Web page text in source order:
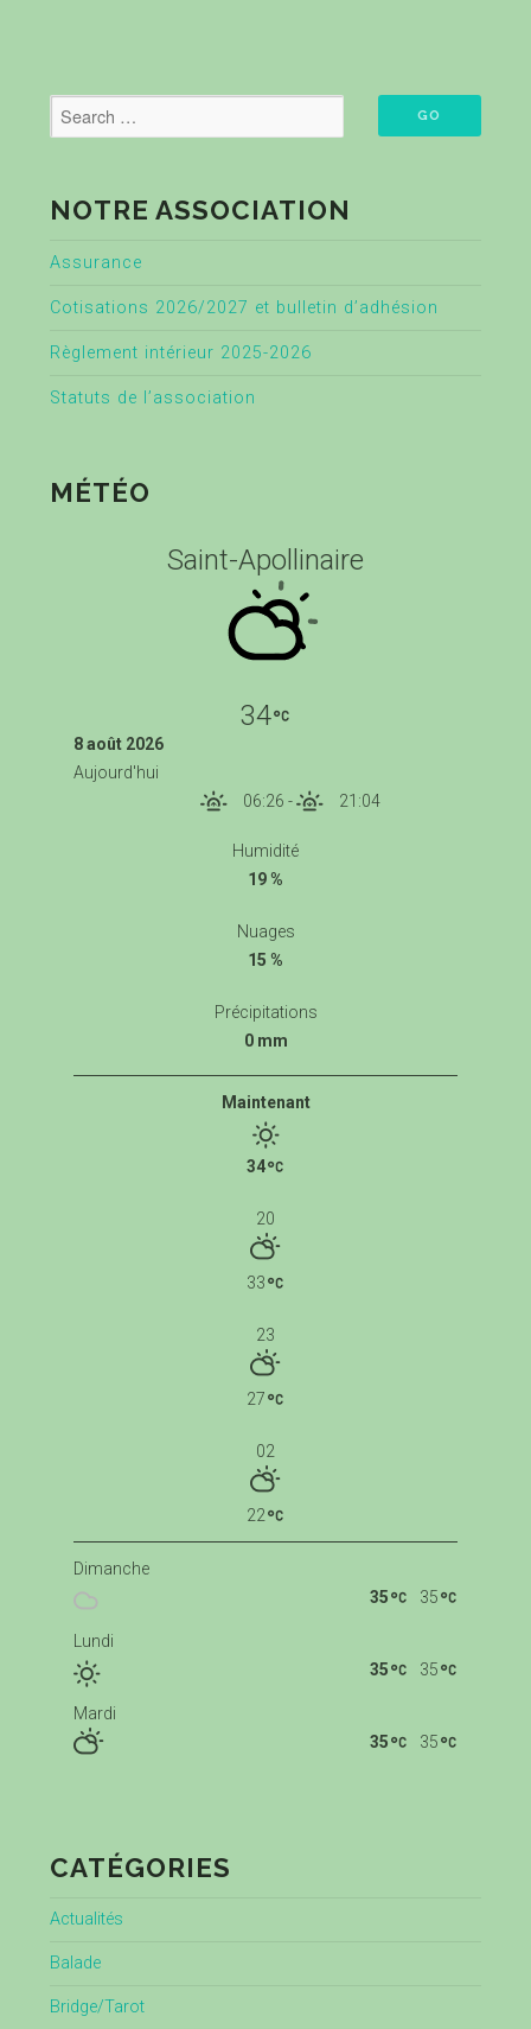
NOTRE ASSOCIATION
Assurance
Cotisations 2026/2027 et bulletin d’adhésion
Règlement intérieur 2025-2026
Statuts de l’association
MÉTÉO
Saint-Apollinaire
34
8 août 2026
Aujourd'hui
06:26 - 21:04
Humidité
19 %
Nuages
15 %
Précipitations
0 mm
Maintenant
34
20
33
23
27
02
22
Dimanche
35
35
Lundi
35
35
Mardi
35
35
CATÉGORIES
Actualités
Balade
Bridge/Tarot